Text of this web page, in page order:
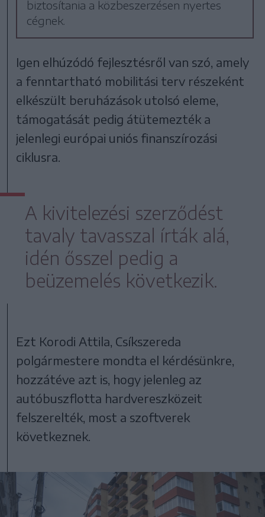
biztosítania a közbeszerzésen nyertes
cégnek.
Igen elhúzódó fejlesztésről van szó, amely
a fenntartható mobilitási terv részeként
elkészült beruházások utolsó eleme,
támogatását pedig átütemezték a
jelenlegi európai uniós finanszírozási
ciklusra.
A kivitelezési szerződést
tavaly tavasszal írták alá,
idén ősszel pedig a
beüzemelés következik.
Ezt Korodi Attila, Csíkszereda
polgármestere mondta el kérdésünkre,
hozzátéve azt is, hogy jelenleg az
autóbuszflotta hardvereszközeit
felszerelték, most a szoftverek
következnek.